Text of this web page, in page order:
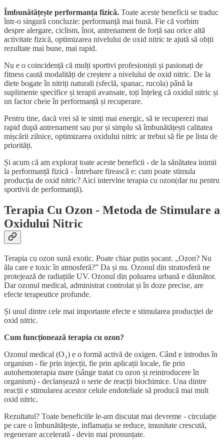
Îmbunătățește performanța fizică. Toate aceste beneficii se traduc
într-o singură concluzie: performanță mai bună. Fie că vorbim
despre alergare, ciclism, înot, antrenament de forță sau orice altă
activitate fizică, optimizarea nivelului de oxid nitric te ajută să obții
rezultate mai bune, mai rapid.
Nu e o coincidență că mulți sportivi profesioniști și pasionați de
fitness caută modalități de creștere a nivelului de oxid nitric. De la
diete bogate în nitriți naturali (sfeclă, spanac, rucola) până la
suplimente specifice și terapii avansate, toți înțeleg că oxidul nitric și
un factor cheie în performanță și recuperare.
Pentru tine, dacă vrei să te simți mai energic, să te recuperezi mai
rapid după antrenament sau pur și simplu să îmbunătățești calitatea
mișcării zilnice, optimizarea oxidului nitric ar trebui să fie pe lista de
priorități.
Și acum că am explorat toate aceste beneficii - de la sănătatea inimii
la performanță fizică - Întrebare firească e: cum poate stimula
producția de oxid nitric? Aici intervine terapia cu ozon(dar nu pentru
sportivii de performanță).
Terapia Cu Ozon - Metoda de Stimulare a
Oxidului Nitric
Terapia cu ozon sună exotic. Poate chiar puțin șocant. „Ozon? Nu
ăla care e toxic în atmosferă?” Da și nu. Ozonul din stratosferă ne
protejează de radiațiile UV. Ozonul din poluarea urbană e dăunător.
Dar ozonul medical, administrat controlat și în doze precise, are
efecte terapeutice profunde.
Și unul dintre cele mai importante efecte e stimularea producției de
oxid nitric.
Cum funcționează terapia cu ozon?
Ozonul medical (O₃) e o formă activă de oxigen. Când e introdus în
organism - fie prin injecții, fie prin aplicații locale, fie prin
autohemoterapia mare (sânge tratat cu ozon și reintroducere în
organism) - declanșează o serie de reacții biochimice. Una dintre
reacții e stimularea acestor celule endoteliale să producă mai mult
oxid nitric.
Rezultatul? Toate beneficiile le-am discutat mai devreme - circulație
pe care o îmbunătățește, inflamația se reduce, imunitate crescută,
regenerare accelerată - devin mai pronunțate.